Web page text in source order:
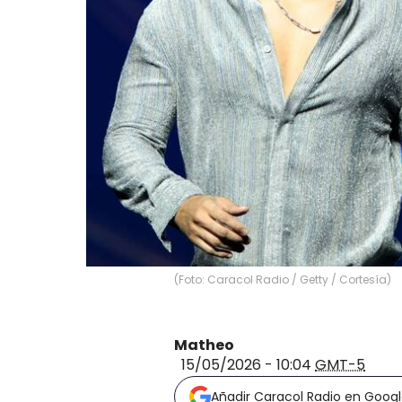
(Foto: Caracol Radio / Getty / Cortesía)
Matheo
15/05/2026 - 10:04 GMT-5
Añadir Caracol Radio en